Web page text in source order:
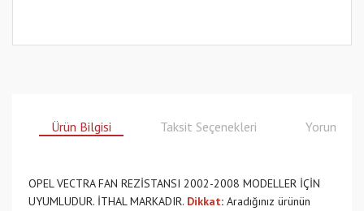
Ürün Bilgisi Taksit Seçenekleri Yorumlar
OPEL VECTRA FAN REZİSTANSI 2002-2008 MODELLER İÇİN
UYUMLUDUR. İTHAL MARKADIR. Dikkat: Aradığınız ürünün